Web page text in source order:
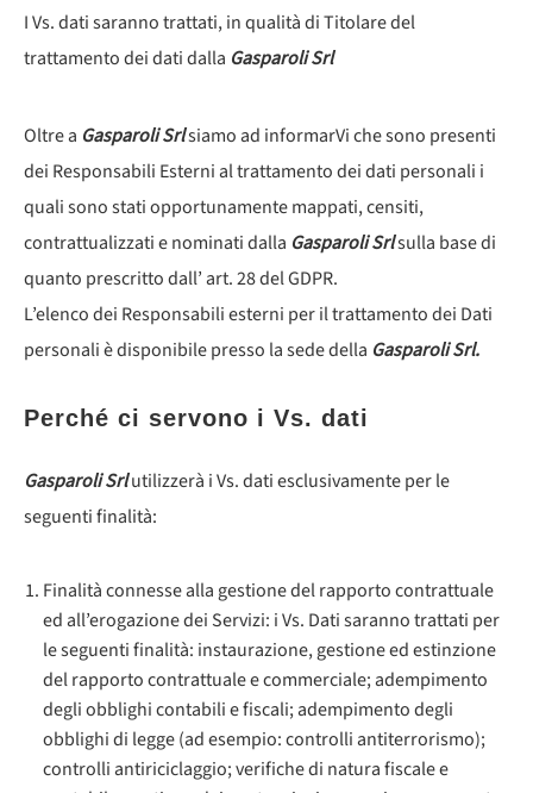
I Vs. dati saranno trattati, in qualità di Titolare del
trattamento dei dati dalla Gasparoli Srl
Oltre a Gasparoli Srlsiamo ad informarVi che sono presenti
dei Responsabili Esterni al trattamento dei dati personali i
quali sono stati opportunamente mappati, censiti,
contrattualizzati e nominati dalla Gasparoli Srlsulla base di
quanto prescritto dall’ art. 28 del GDPR.
L’elenco dei Responsabili esterni per il trattamento dei Dati
personali è disponibile presso la sede della Gasparoli Srl.
Perché ci servono i Vs. dati
Gasparoli Srlutilizzerà i Vs. dati esclusivamente per le
seguenti finalità:
Finalità connesse alla gestione del rapporto contrattuale
ed all’erogazione dei Servizi: i Vs. Dati saranno trattati per
le seguenti finalità: instaurazione, gestione ed estinzione
del rapporto contrattuale e commerciale; adempimento
degli obblighi contabili e fiscali; adempimento degli
obblighi di legge (ad esempio: controlli antiterrorismo);
controlli antiriciclaggio; verifiche di natura fiscale e